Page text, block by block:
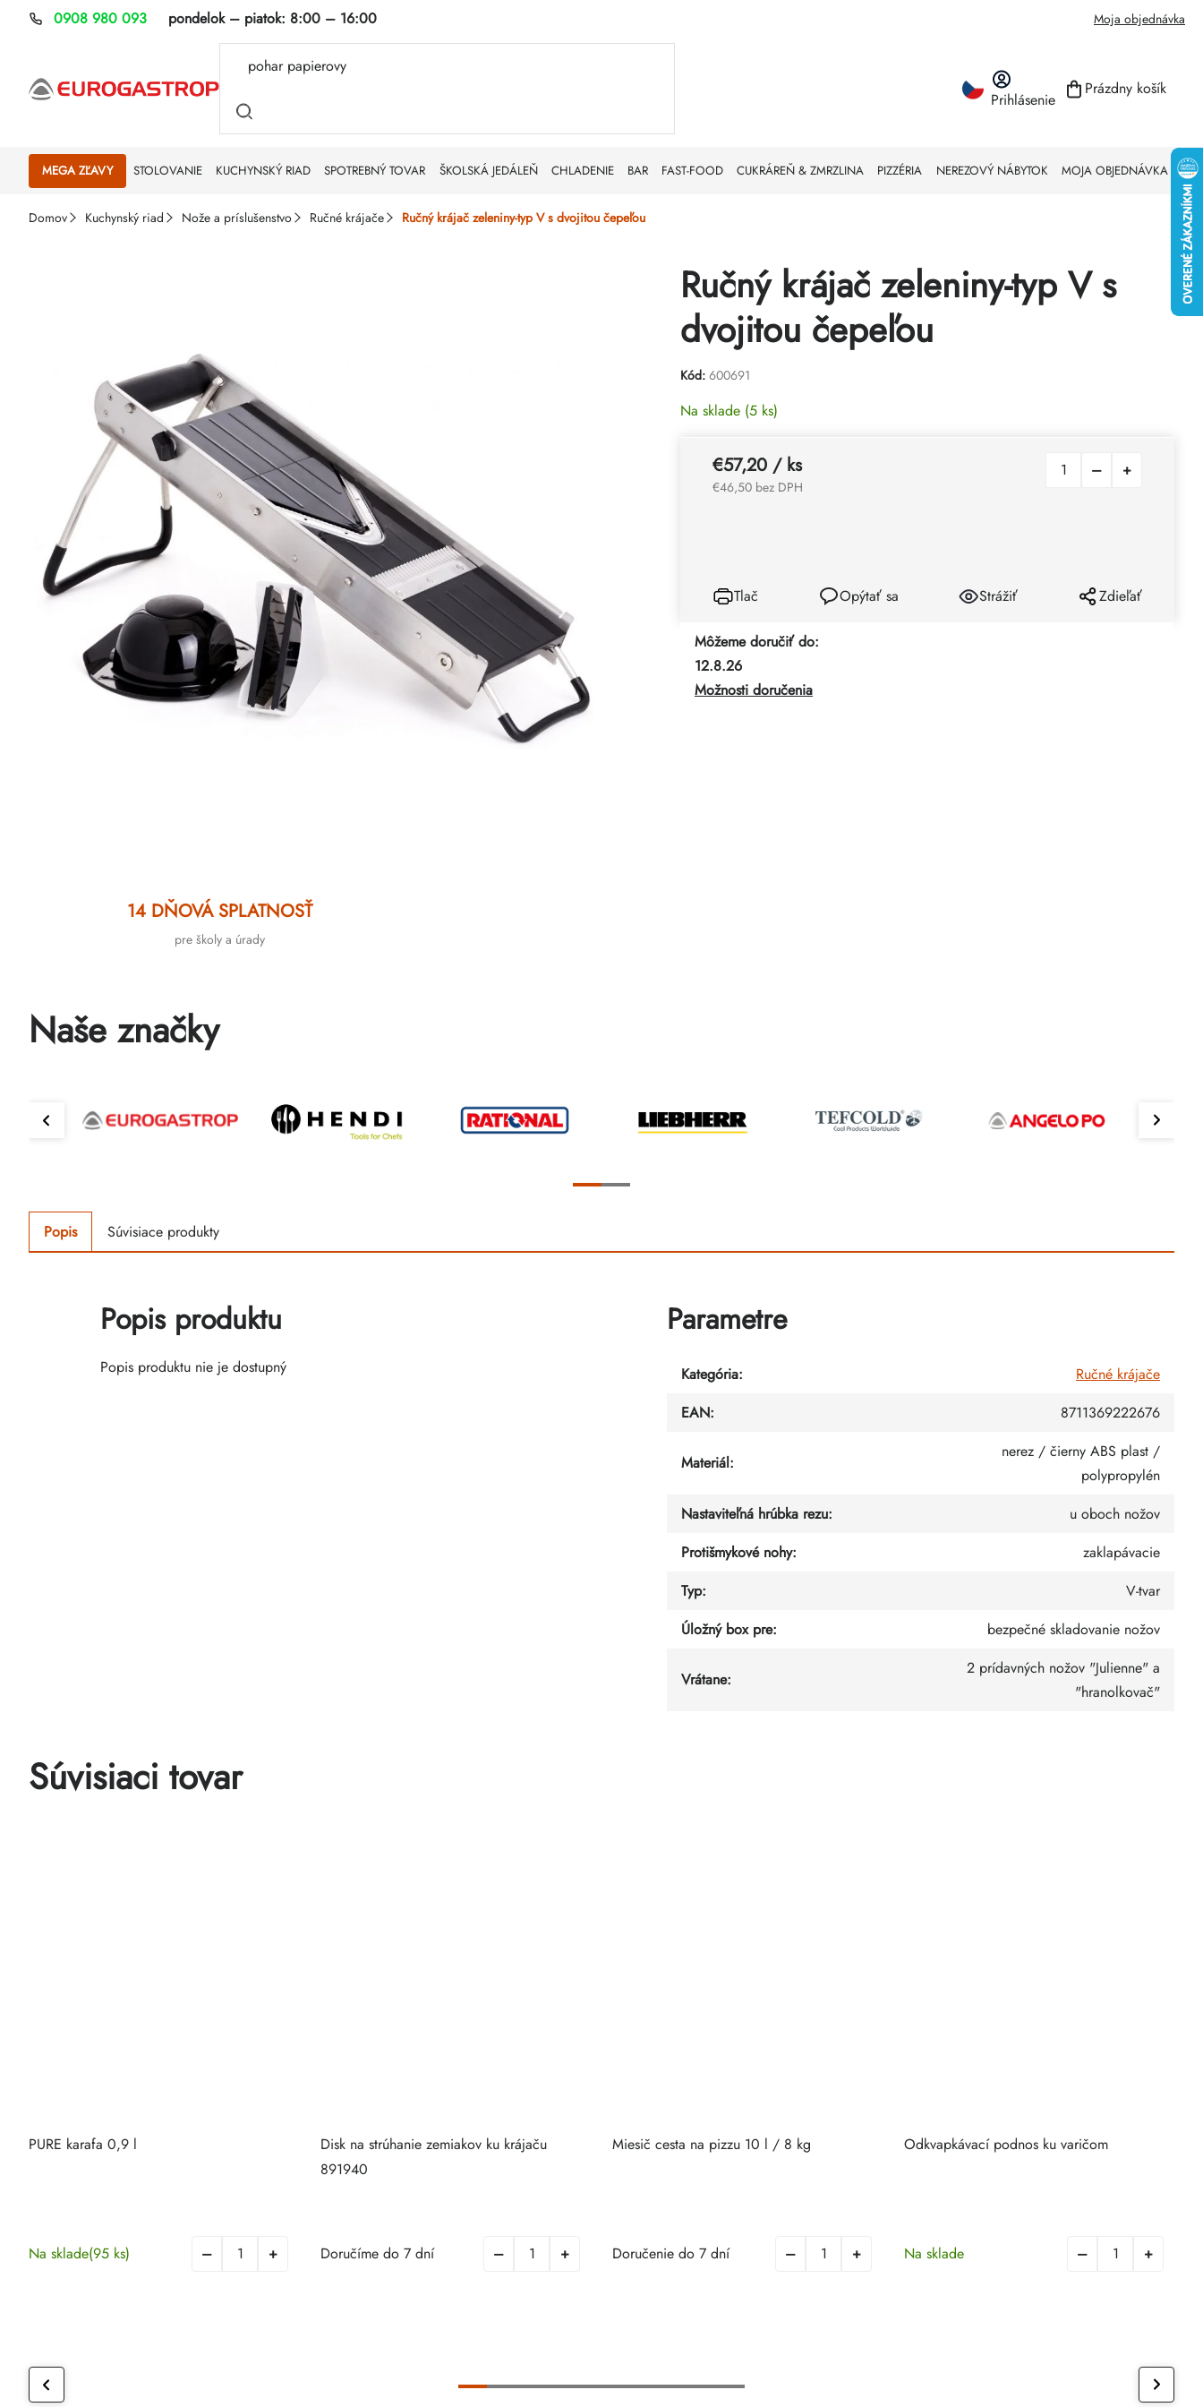
Prejsť
0908 980 093 pondelok – piatok: 8:00 – 16:00 Moja objednávka
Prihlásenie NÁKUPNÝ
Prázdny košík
MEGA ZĽAVY STOLOVANIE KUCHYNSKÝ RIAD SPOTREBNÝ TOVAR ŠKOLSKÁ JEDÁLEŇ CHLADENIE BAR FAST-FOOD CUKRÁREŇ & ZMRZLINA PIZZÉRIA NEREZOVÝ NÁBYTOK MOJA OBJEDNÁVKA
Domov Kuchynský riad Nože a príslušenstvo Ručné krájače Ručný krájač zeleniny-typ V s dvojitou čepeľou
Ručný krájač zeleniny-typ V s
dvojitou čepeľou
Kód: 600691
Na sklade (5 ks)
Môžeme doručiť do:
12.8.26
Možnosti doručenia
€57,20 / ks
€46,50 bez DPH
Tlač Opýtať sa Strážiť Zdieľať
14 DŇOVÁ SPLATNOSŤ
pre školy a úrady
Naše značky
Popis Súvisiace produkty
Popis produktu
Popis produktu nie je dostupný
Parametre
Kategória:
Ručné krájače
EAN: 8711369222676
Materiál:
nerez / čierny ABS plast /
polypropylén
Nastaviteľná hrúbka rezu:
u oboch nožov
Protišmykové nohy:
zaklapávacie
Typ:
V-tvar
Úložný box pre: bezpečné skladovanie nožov
Vrátane:
2 prídavných nožov "Julienne" a
"hranolkovač"
Súvisiaci tovar
PURE karafa 0,9 l
Na sklade(95 ks)
Disk na strúhanie zemiakov ku krájaču
891940
Doručíme do 7 dní
Miesič cesta na pizzu 10 l / 8 kg
Doručenie do 7 dní
Odkvapkávací podnos ku varičom
Na sklade